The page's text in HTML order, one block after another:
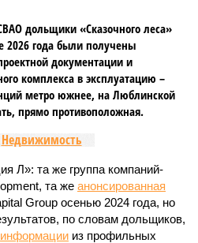
дольщики «Сказочного леса»
года были получены
документации и
комплекса в эксплуатацию –
метро южнее, на Люблинской
прямо противоположная.
Недвижимость
Л»: та же группа компаний-
та же анонсированная
Group осенью 2024 года, но
по словам дольщиков,
информации из профильных